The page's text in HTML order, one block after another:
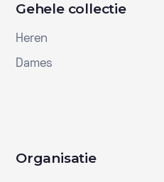
Gehele collectie
Heren
Dames
Organisatie